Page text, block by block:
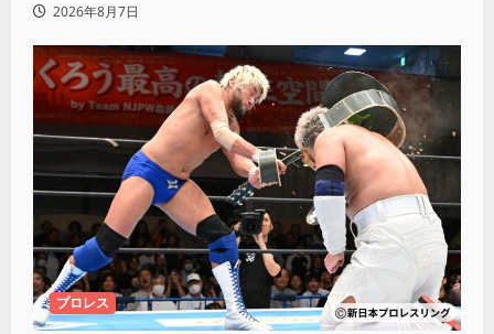
2026年8月7日
プロレス